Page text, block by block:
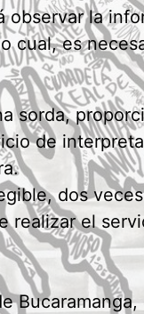
la
cual, es
sorda,
de
dos
realizar el